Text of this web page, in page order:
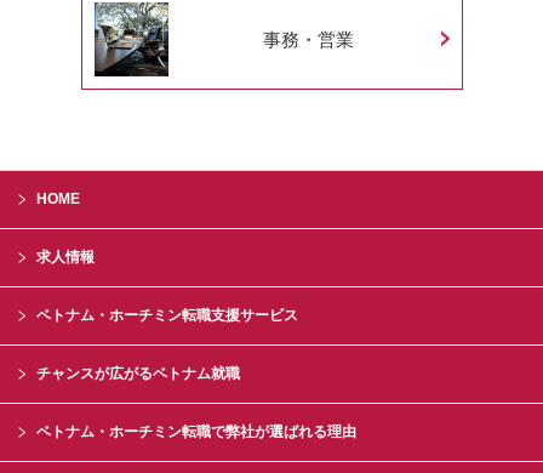
事務・営業
HOME
求人情報
ベトナム・ホーチミン転職支援サービス
チャンスが広がるベトナム就職
ベトナム・ホーチミン転職で弊社が選ばれる理由